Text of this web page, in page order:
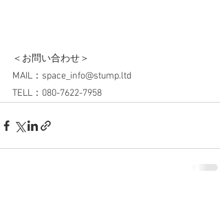
＜お問い合わせ＞
MAIL：space_info@stump.ltd
TELL：080-7622-7958